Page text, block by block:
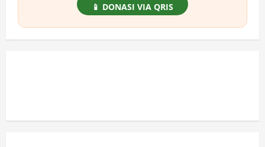
📱 DONASI VIA QRIS